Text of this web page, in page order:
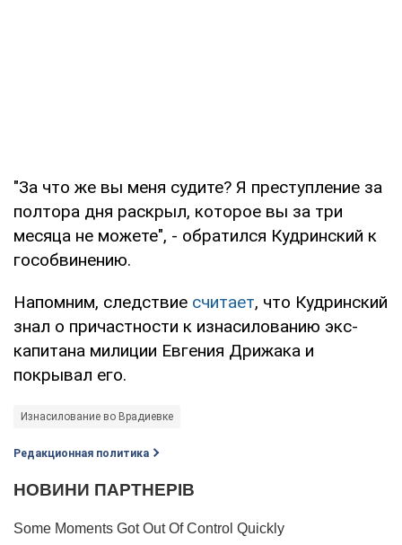
"За что же вы меня судите? Я преступление за
полтора дня раскрыл, которое вы за три
месяца не можете", - обратился Кудринский к
гособвинению.
Напомним, следствие считает, что Кудринский
знал о причастности к изнасилованию экс-
капитана милиции Евгения Дрижака и
покрывал его.
Изнасилование во Врадиевке
Редакционная политика